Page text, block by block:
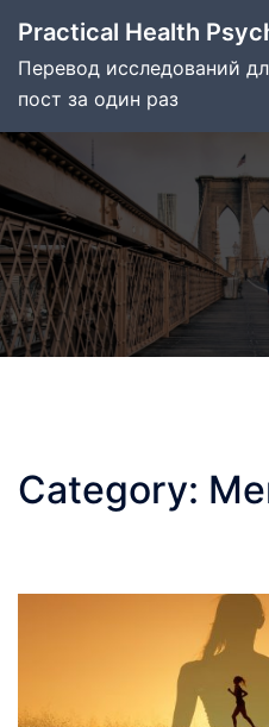
content
Practical Health
Перевод исследований
пост за один раз
Category: